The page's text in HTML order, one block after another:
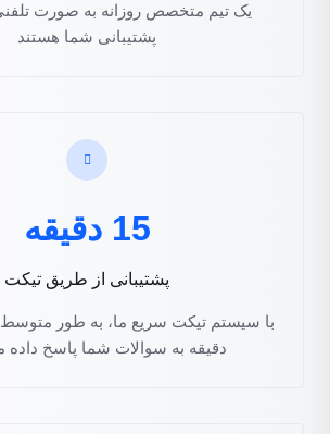
یک تیم متخصص روزانه به صورت
پشتیبانی شما هستند
15 دقیقه
پشتیبانی از طریق تیکت
با سیستم تیکت سریع ما، به طور متوسط
دقیقه به سوالات شما پاسخ